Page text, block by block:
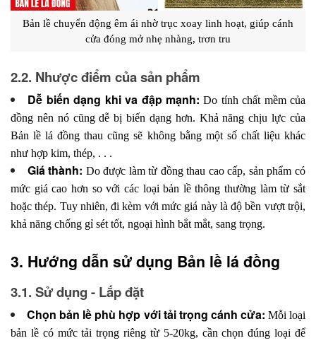
Bản lề chuyển động êm ái nhờ trục xoay linh hoạt, giúp cánh
cửa đóng mở nhẹ nhàng, trơn tru
2.2. Nhược điểm của sản phẩm
Dễ biến dạng khi va đập mạnh:Do tính chất mềm của
đồng nên nó cũng dễ bị biến dạng hơn. Khả năng chịu lực của
Bản lề lá đồng thau cũng sẽ không bằng một số chất liệu khác
như hợp kim, thép, . . .
Giá thành: Do được làm từ đồng thau cao cấp, sản phẩm có
mức giá cao hơn so với các loại bản lề thông thường làm từ sắt
hoặc thép. Tuy nhiên, đi kèm với mức giá này là độ bền vượt trội,
khả năng chống gỉ sét tốt, ngoại hình bắt mắt, sang trọng.
3. Hướng dẫn sử dụng Bản lề lá đồng
3.1. Sử dụng - Lắp đặt
Chọn bản lề phù hợp với tải trọng cánh cửa: Mỗi loại
bản lề có mức tải trọng riêng từ 5-20kg, cần chọn đúng loại để